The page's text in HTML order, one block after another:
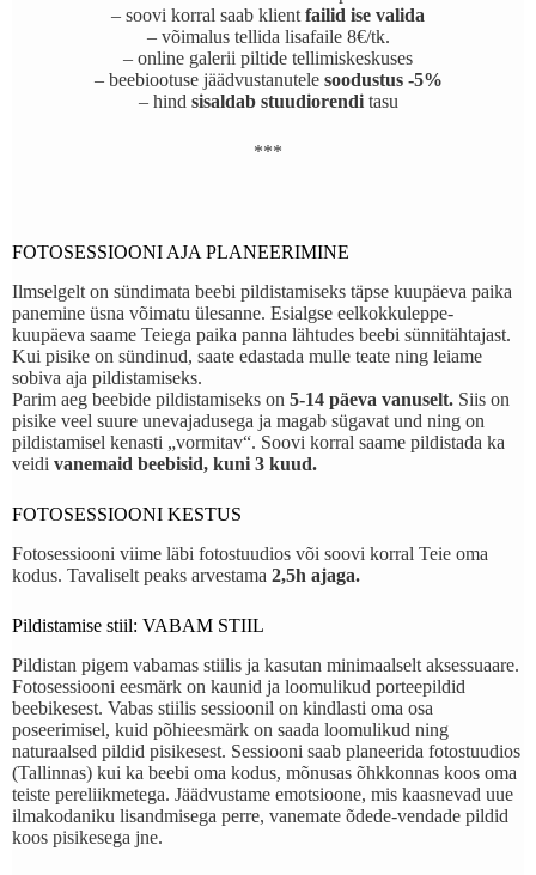
– soovi korral saab klient failid ise valida
– võimalus tellida lisafaile 8€/tk.
– online galerii piltide tellimiskeskuses
– beebiootuse jäädvustanutele soodustus -5%
– hind sisaldab stuudiorenditasu
***
FOTOSESSIOONI AJA PLANEERIMINE
Ilmselgelt on sündimata beebi pildistamiseks täpse kuupäeva paika
panemine üsna võimatu ülesanne. Esialgse eelkokkuleppe-
kuupäeva saame Teiega paika panna lähtudes beebi sünnitähtajast.
Kui pisike on sündinud, saate edastada mulle teate ning leiame
sobiva aja pildistamiseks.
Parim aeg beebide pildistamiseks on 5-14 päeva vanuselt. Siis on
pisike veel suure unevajadusega ja magab sügavat und ning on
pildistamisel kenasti „vormitav“. Soovi korral saame pildistada ka
veidi vanemaid beebisid, kuni 3 kuud.
FOTOSESSIOONI KESTUS
Fotosessiooni viime läbi fotostuudios või soovi korral Teie oma
kodus. Tavaliselt peaks arvestama 2,5h ajaga.
Pildistamise stiil: VABAM STIIL
Pildistan pigem vabamas stiilis ja kasutan minimaalselt aksessuaare.
Fotosessiooni eesmärk on kaunid ja loomulikud porteepildid
beebikesest. Vabas stiilis sessioonil on kindlasti oma osa
poseerimisel, kuid põhieesmärk on saada loomulikud ning
naturaalsed pildid pisikesest. Sessiooni saab planeerida fotostuudios
(Tallinnas) kui ka beebi oma kodus, mõnusas õhkkonnas koos oma
teiste pereliikmetega. Jäädvustame emotsioone, mis kaasnevad uue
ilmakodaniku lisandmisega perre, vanemate õdede-vendade pildid
koos pisikesega jne.